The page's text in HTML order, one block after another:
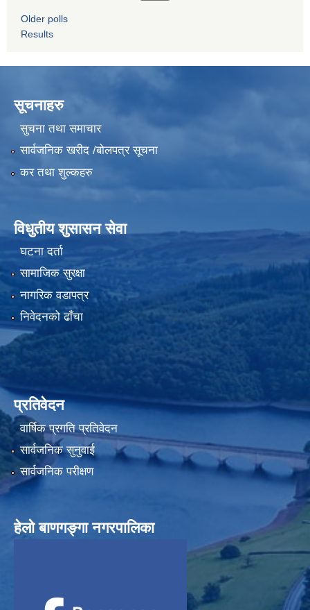
Older polls
Results
सूचनाहरु
सुचना तथा समाचार
सार्वजनिक खरीद /बोलपत्र सूचना
कर तथा शुल्कहरु
विधुतीय शुसासन सेवा
घटना दर्ता
सामाजिक सुरक्षा
नागरिक वडापत्र
निवेदनको ढाँचा
प्रतिवेदन
वार्षिक प्रगति प्रतिवेदन
सार्वजनिक सुनुवाई
सार्वजनिक परीक्षण
हेलाे बाणगङ्गा नगरपालिका